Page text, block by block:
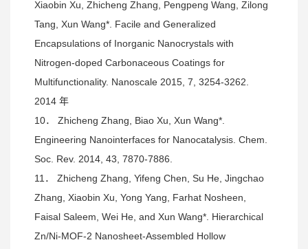
Xiaobin Xu, Zhicheng Zhang, Pengpeng Wang, Zilong
Tang, Xun Wang*. Facile and Generalized
Encapsulations of Inorganic Nanocrystals with
Nitrogen-doped Carbonaceous Coatings for
Multifunctionality. Nanoscale 2015, 7, 3254-3262.
2014 年
10． Zhicheng Zhang, Biao Xu, Xun Wang*.
Engineering Nanointerfaces for Nanocatalysis. Chem.
Soc. Rev. 2014, 43, 7870-7886.
11． Zhicheng Zhang, Yifeng Chen, Su He, Jingchao
Zhang, Xiaobin Xu, Yong Yang, Farhat Nosheen,
Faisal Saleem, Wei He, and Xun Wang*. Hierarchical
Zn/Ni-MOF-2 Nanosheet-Assembled Hollow